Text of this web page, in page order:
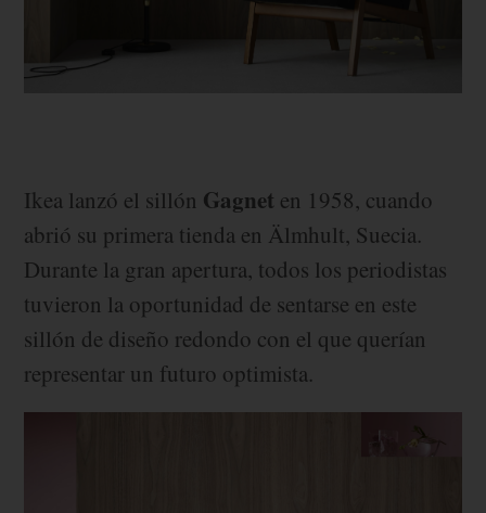
Ikea lanzó el sillón Gagnet en 1958, cuando
abrió su primera tienda en Älmhult, Suecia.
Durante la gran apertura, todos los periodistas
tuvieron la oportunidad de sentarse en este
sillón de diseño redondo con el que querían
representar un futuro optimista.